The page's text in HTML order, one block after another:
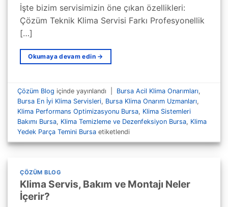
İşte bizim servisimizin öne çıkan özellikleri:
Çözüm Teknik Klima Servisi Farkı Profesyonellik
[…]
Okumaya devam edin →
Çözüm Blog içinde yayınlandı Bursa Acil Klima Onarımları,
Bursa En İyi Klima Servisleri, Bursa Klima Onarım Uzmanları,
Klima Performans Optimizasyonu Bursa, Klima Sistemleri
Bakımı Bursa, Klima Temizleme ve Dezenfeksiyon Bursa, Klima
Yedek Parça Temini Bursa etiketlendi
ÇÖZÜM BLOG
Klima Servis, Bakım ve Montajı Neler
İçerir?